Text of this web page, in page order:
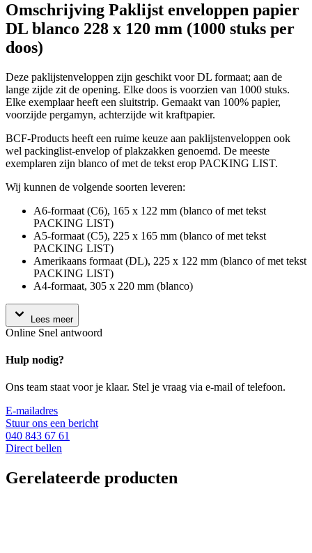
Omschrijving Paklijst enveloppen papier
DL blanco 228 x 120 mm (1000 stuks per
doos)
Deze paklijstenveloppen zijn geschikt voor DL formaat; aan de
lange zijde zit de opening. Elke doos is voorzien van 1000 stuks.
Elke exemplaar heeft een sluitstrip. Gemaakt van 100% papier,
voorzijde pergamyn, achterzijde wit kraftpapier.
BCF-Products heeft een ruime keuze aan paklijstenveloppen ook
wel packinglist-envelop of plakzakken genoemd. De meeste
exemplaren zijn blanco of met de tekst erop PACKING LIST.
Wij kunnen de volgende soorten leveren:
A6-formaat (C6), 165 x 122 mm (blanco of met tekst
PACKING LIST)
A5-formaat (C5), 225 x 165 mm (blanco of met tekst
PACKING LIST)
Amerikaans formaat (DL), 225 x 122 mm (blanco of met tekst
PACKING LIST)
A4-formaat, 305 x 220 mm (blanco)
Lees meer
Online Snel antwoord
Hulp nodig?
Ons team staat voor je klaar. Stel je vraag via e-mail of telefoon.
E-mailadres
Stuur ons een bericht
040 843 67 61
Direct bellen
Gerelateerde producten